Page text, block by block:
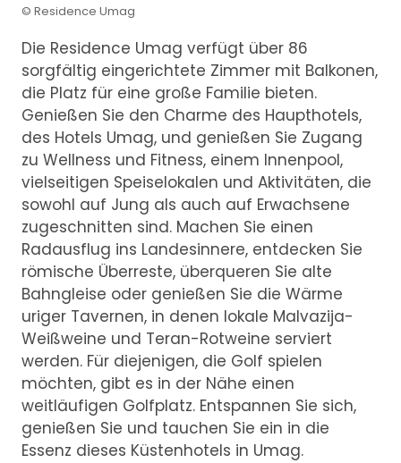
© Residence Umag
Die Residence Umag verfügt über 86
sorgfältig eingerichtete Zimmer mit Balkonen,
die Platz für eine große Familie bieten.
Genießen Sie den Charme des Haupthotels,
des Hotels Umag, und genießen Sie Zugang
zu Wellness und Fitness, einem Innenpool,
vielseitigen Speiselokalen und Aktivitäten, die
sowohl auf Jung als auch auf Erwachsene
zugeschnitten sind. Machen Sie einen
Radausflug ins Landesinnere, entdecken Sie
römische Überreste, überqueren Sie alte
Bahngleise oder genießen Sie die Wärme
uriger Tavernen, in denen lokale Malvazija-
Weißweine und Teran-Rotweine serviert
werden. Für diejenigen, die Golf spielen
möchten, gibt es in der Nähe einen
weitläufigen Golfplatz. Entspannen Sie sich,
genießen Sie und tauchen Sie ein in die
Essenz dieses Küstenhotels in Umag.